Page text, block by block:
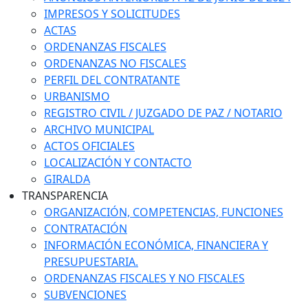
IMPRESOS Y SOLICITUDES
ACTAS
ORDENANZAS FISCALES
ORDENANZAS NO FISCALES
PERFIL DEL CONTRATANTE
URBANISMO
REGISTRO CIVIL / JUZGADO DE PAZ / NOTARIO
ARCHIVO MUNICIPAL
ACTOS OFICIALES
LOCALIZACIÓN Y CONTACTO
GIRALDA
TRANSPARENCIA
ORGANIZACIÓN, COMPETENCIAS, FUNCIONES
CONTRATACIÓN
INFORMACIÓN ECONÓMICA, FINANCIERA Y
PRESUPUESTARIA.
ORDENANZAS FISCALES Y NO FISCALES
SUBVENCIONES